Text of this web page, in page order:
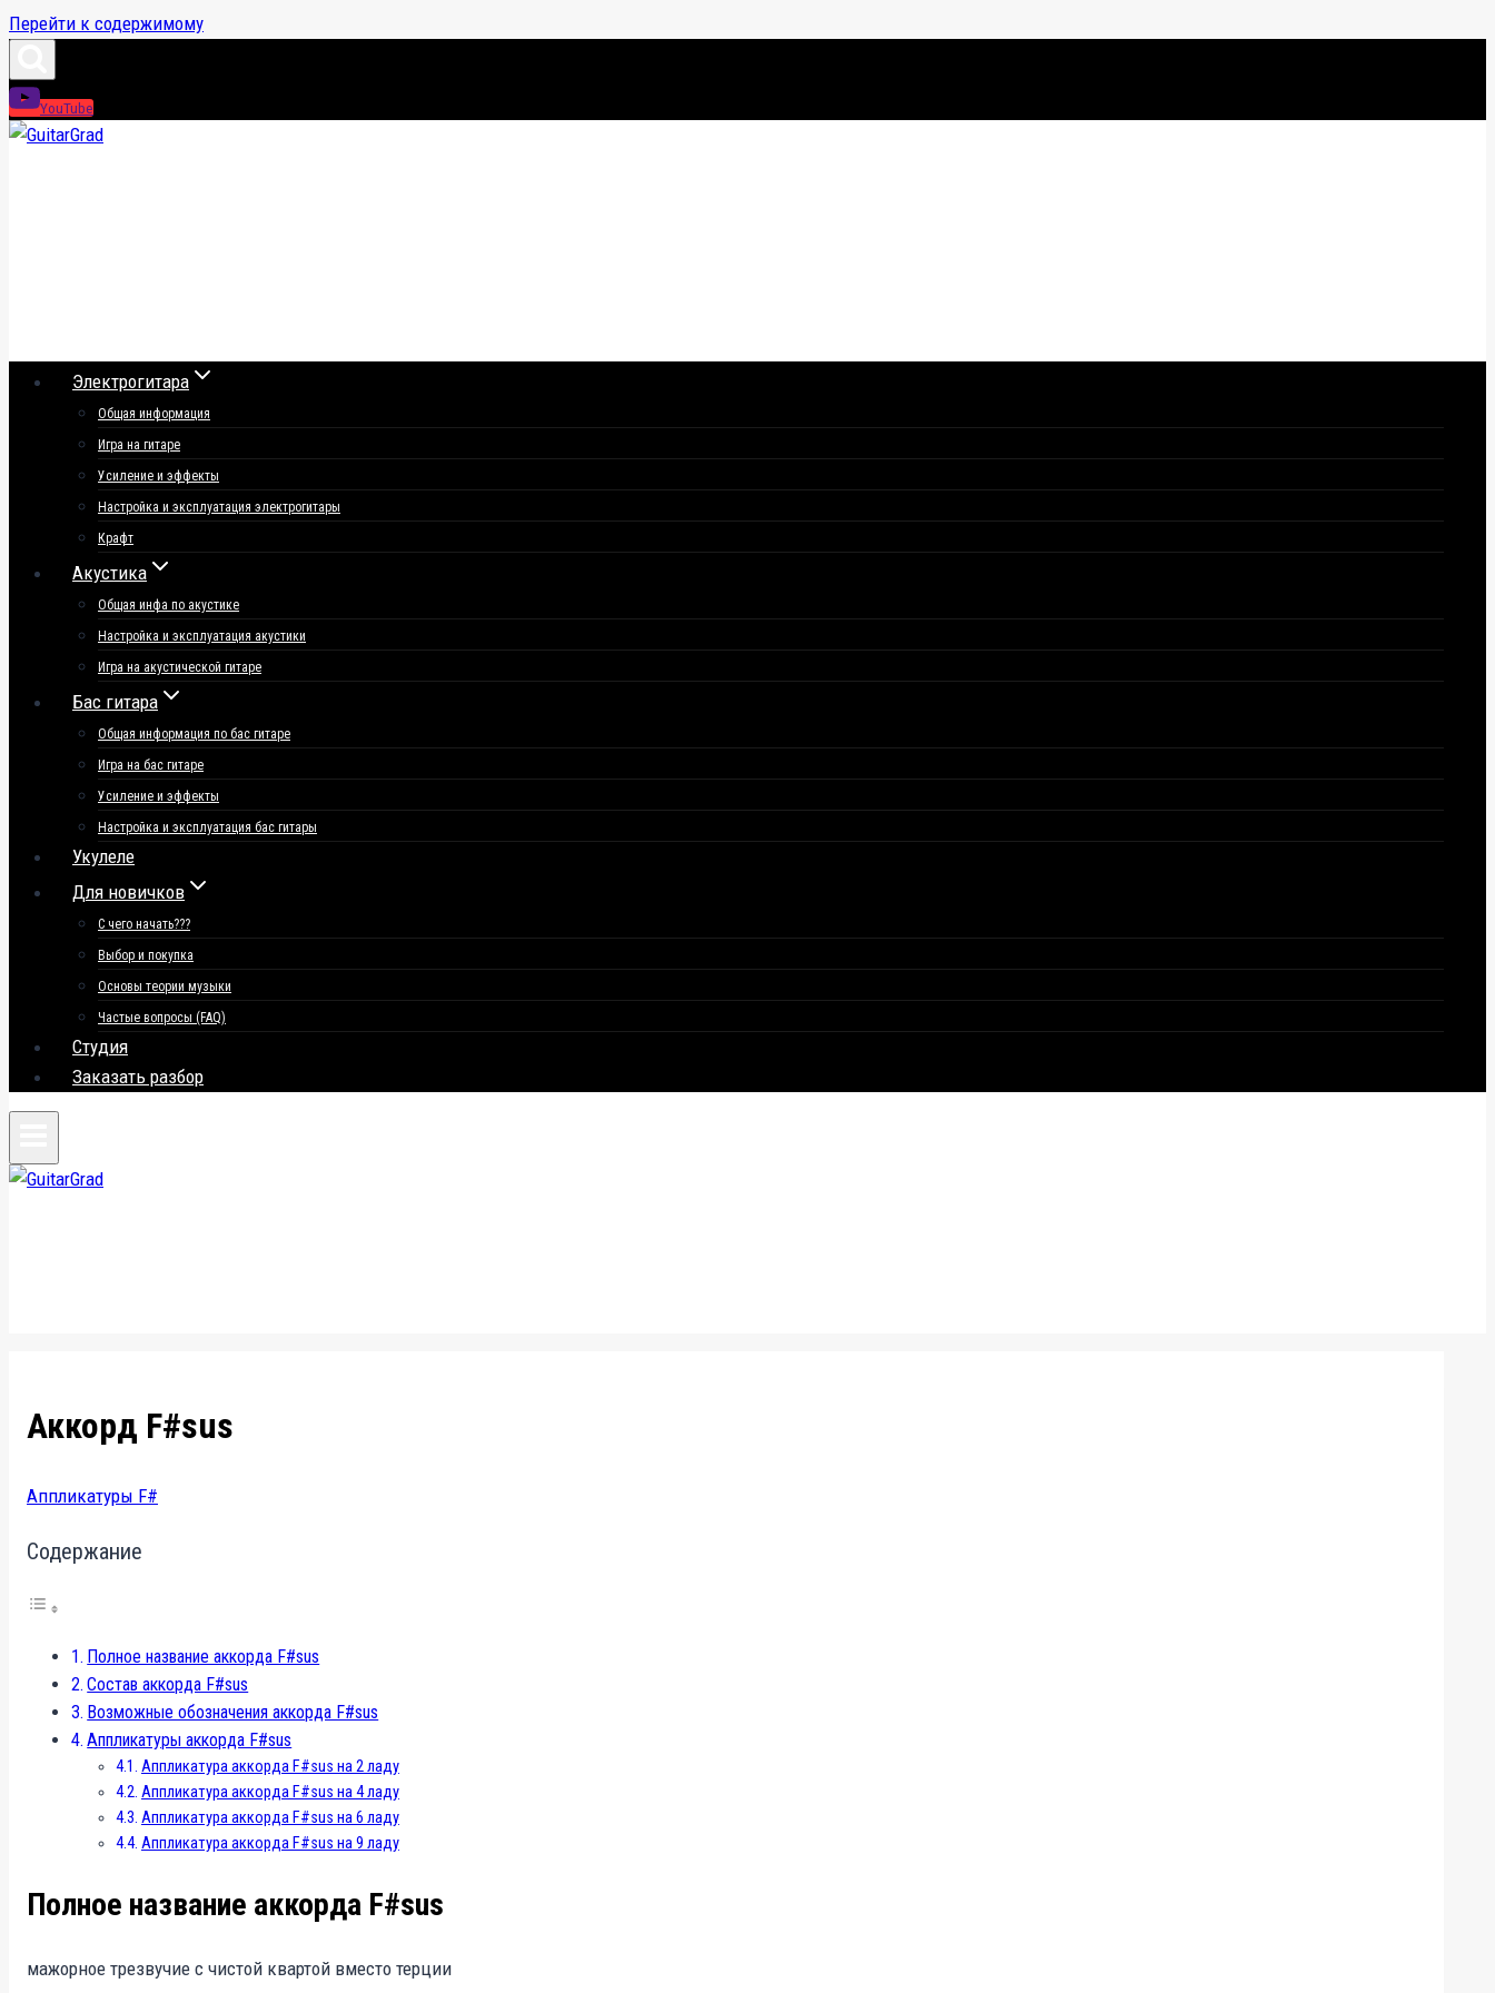
Перейти к содержимому
YouTube
Электрогитара
Общая информация
Игра на гитаре
Усиление и эффекты
Настройка и эксплуатация электрогитары
Крафт
Акустика
Общая инфа по акустике
Настройка и эксплуатация акустики
Игра на акустической гитаре
Бас гитара
Общая информация по бас гитаре
Игра на бас гитаре
Усиление и эффекты
Настройка и эксплуатация бас гитары
Укулеле
Для новичков
С чего начать???
Выбор и покупка
Основы теории музыки
Частые вопросы (FAQ)
Студия
Заказать разбор
Аккорд F#sus
Аппликатуры F#
Содержание
Полное название аккорда F#sus
Состав аккорда F#sus
Возможные обозначения аккорда F#sus
Аппликатуры аккорда F#sus
Аппликатура аккорда F#sus на 2 ладу
Аппликатура аккорда F#sus на 4 ладу
Аппликатура аккорда F#sus на 6 ладу
Аппликатура аккорда F#sus на 9 ладу
Полное название аккорда F#sus
мажорное трезвучие с чистой квартой вместо терции